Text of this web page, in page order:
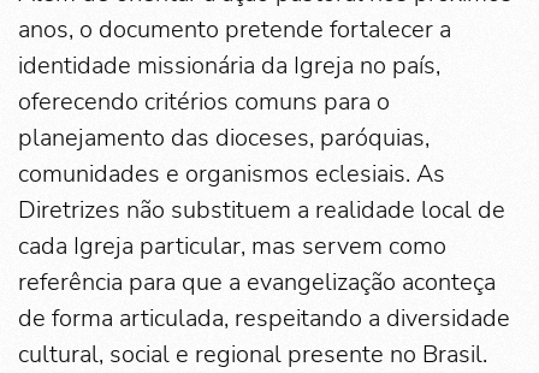
anos, o documento pretende fortalecer a
identidade missionária da Igreja no país,
oferecendo critérios comuns para o
planejamento das dioceses, paróquias,
comunidades e organismos eclesiais. As
Diretrizes não substituem a realidade local de
cada Igreja particular, mas servem como
referência para que a evangelização aconteça
de forma articulada, respeitando a diversidade
cultural, social e regional presente no Brasil.